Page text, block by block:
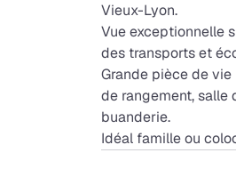
Vieux-Lyon.
Vue exceptionnelle
des transports et
Grande pièce de
de rangement, salle
buanderie.
Idéal famille ou